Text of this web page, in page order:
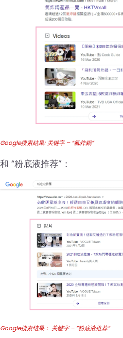
Google搜索結果: 关键字 – “氣炸鍋”
和 “粉底液推荐”：
Google搜索结果： 关键字 – “粉底液推荐”